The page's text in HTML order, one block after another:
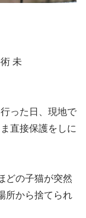
未
った日、現地で
直接保護をしに
どの子猫が突然
所から捨てられ